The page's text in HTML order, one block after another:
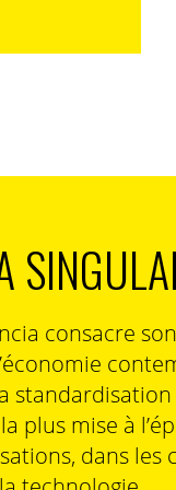
sur
l’âge
aussi très
que les
consacre
plus mise à
dans les